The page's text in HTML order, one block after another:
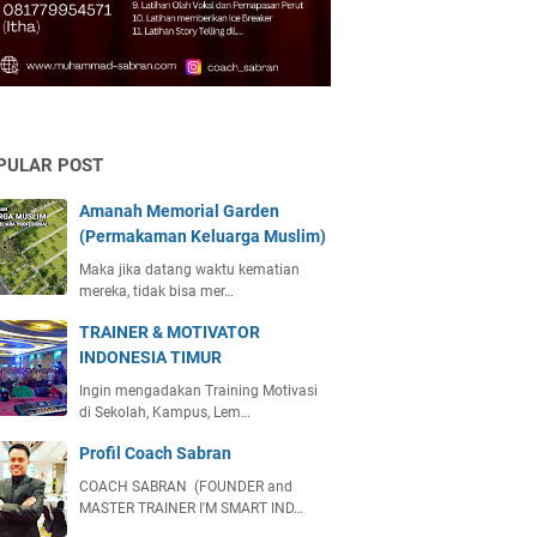
POST
Amanah Memorial Garden
(Permakaman Keluarga Muslim)
Maka jika datang waktu kematian
mereka, tidak bisa mer…
TRAINER & MOTIVATOR
INDONESIA TIMUR
Ingin mengadakan Training Motivasi
di Sekolah, Kampus, Lem…
Profil Coach Sabran
COACH SABRAN (FOUNDER and
MASTER TRAINER I'M SMART IND…